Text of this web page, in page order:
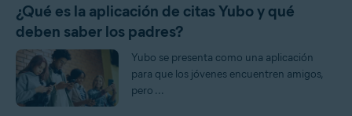
¿Qué es la aplicación de citas Yubo y qué
deben saber los padres?
Yubo se presenta como una aplicación
para que los jóvenes encuentren amigos,
pero ...